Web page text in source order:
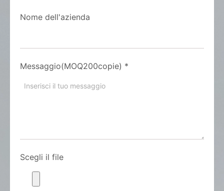
Nome dell'azienda
Messaggio(MOQ200copie) *
Scegli il file